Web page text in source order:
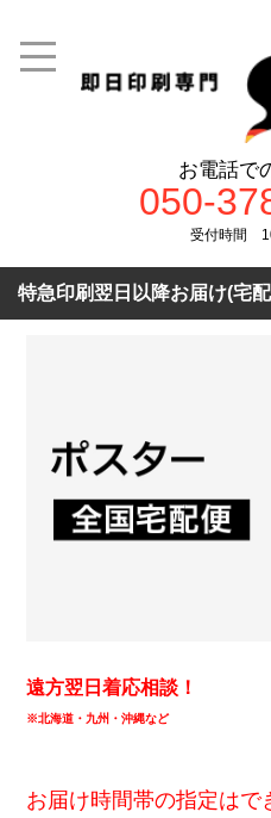
お電話で
050-
受付時間
特急印刷翌日以降お届け(宅
遠方翌日着応相談！
※北海道・九州・沖縄など
お届け時間帯の指定はで